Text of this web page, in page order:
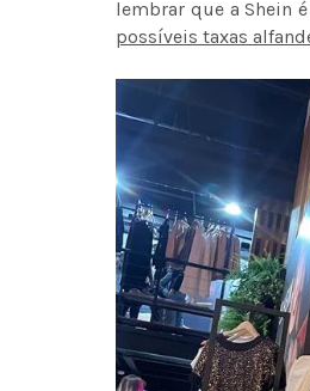
lembrar que a Shein
possíveis taxas